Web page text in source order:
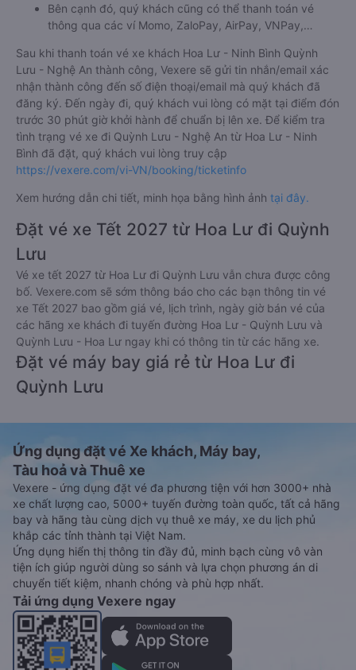
Bên cạnh đó, quý khách cũng có thể thanh toán vé
thông qua các ví Momo, ZaloPay, AirPay, VNPay,…
Sau khi thanh toán vé xe khách Hoa Lư - Ninh Bình Quỳnh
Lưu - Nghệ An thành công, Vexere sẽ gửi tin nhắn/email xác
nhận thành công đến số điện thoại/email mà quý khách đã
đăng ký. Đến ngày đi, quý khách vui lòng có mặt tại điểm đón
trước 30 phút giờ khởi hành để chuẩn bị lên xe. Để kiểm tra
tình trạng vé xe đi Quỳnh Lưu - Nghệ An từ Hoa Lư - Ninh
Bình đã đặt, quý khách vui lòng truy cập
https://vexere.com/vi-VN/booking/ticketinfo
Xem hướng dẫn chi tiết, minh họa bằng hình ảnh tại đây.
Đặt vé xe Tết 2027 từ Hoa Lư đi Quỳnh
Lưu
Vé xe tết 2027 từ Hoa Lư đi Quỳnh Lưu vẫn chưa được công
bố. Vexere.com sẽ sớm thông báo cho các bạn thông tin vé
xe Tết 2027 bao gồm giá vé, lịch trình, ngày giờ bán vé của
các hãng xe khách đi tuyến đường Hoa Lư - Quỳnh Lưu và
Quỳnh Lưu - Hoa Lư ngay khi có thông tin từ các hãng xe.
Đặt vé máy bay giá rẻ từ Hoa Lư đi
Quỳnh Lưu
Ứng dụng đặt vé Xe khách, Máy bay,
Tàu hoả và Thuê xe
Vexere - ứng dụng đặt vé đa phương tiện với hơn 3000+ nhà
xe chất lượng cao, 5000+ tuyến đường toàn quốc, tất cả hãng
bay và hãng tàu cùng dịch vụ thuê xe máy, xe du lịch phủ
khắp các tỉnh thành tại Việt Nam.
Ứng dụng hiển thị thông tin đầy đủ, minh bạch cùng vô vàn
tiện ích giúp người dùng so sánh và lựa chọn phương án di
chuyển tiết kiệm, nhanh chóng và phù hợp nhất.
Tải ứng dụng Vexere ngay